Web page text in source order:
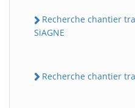
Recherche chantier
SiAGNE
Recherche chantier